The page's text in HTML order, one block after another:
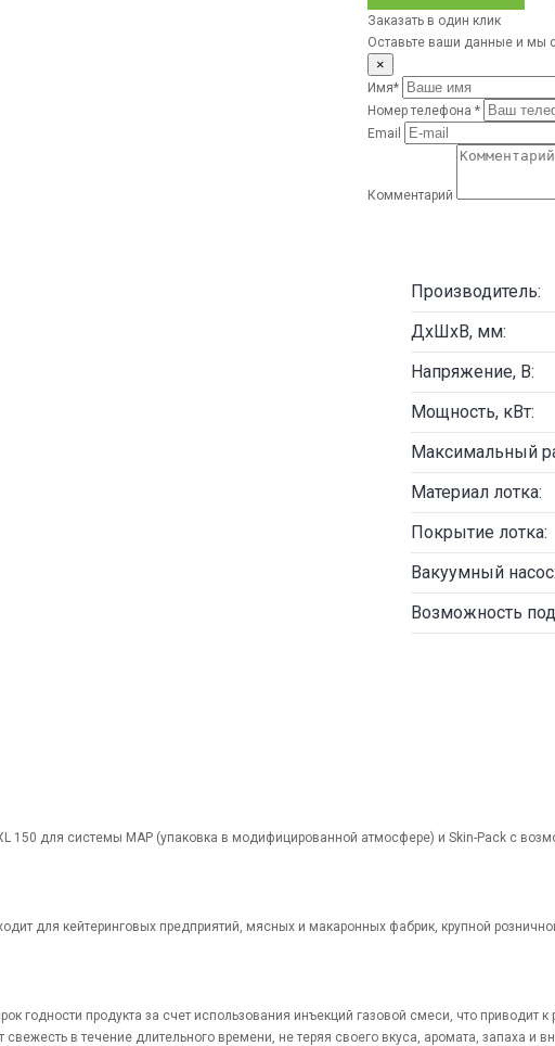
Заказать в один клик
Оставьте ваши данные и мы
×
Имя*
Номер телефона *
Email
Комментарий
Производитель:
ДxШхВ, мм:
Напряжение, В:
Мощность, кВт:
Максимальный
Материал лотка:
Покрытие лотка:
Вакуумный насос:
Возможность
150 для системы MAP (упаковка в модифицированной атмосфере) и Skin-Pack с
для кейтеринговых предприятий, мясных и макаронных фабрик, крупной
годности продукта за счет использования инъекций газовой смеси, что
в течение длительного времени, не теряя своего вкуса, аромата, запаха и